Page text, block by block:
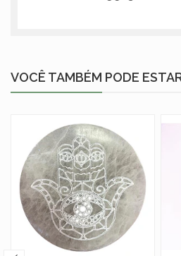
VOCÊ TAMBÉM PODE